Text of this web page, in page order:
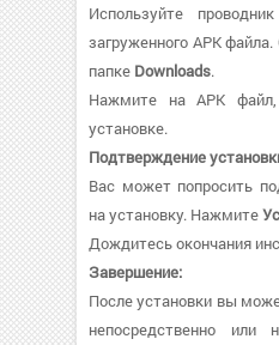
Используйте
загруженного APK
папке Downloads.
Нажмите на APK
установке.
Подтверждение
Вас может попросить
на установку. Нажмите
Дождитесь окончания
Завершение:
После установки вы
непосредственно или